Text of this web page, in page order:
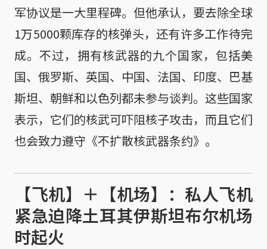
军协议是一大里程碑。但他承认，要去除全球
1万5000颗库存的核弹头，还有许多工作待完
成。不过，拥有核武器的九个国家，包括美
国、俄罗斯、英国、中国、法国、印度、巴基
斯坦、朝鲜和以色列都未参与谈判。这些国家
表示，它们的核武可吓阻核子攻击，而且它们
也会致力遵守《不扩散核武器条约》。
【飞机】＋【机场】：私人飞机
紧急迫降土耳其伊斯坦布尔机场
时起火